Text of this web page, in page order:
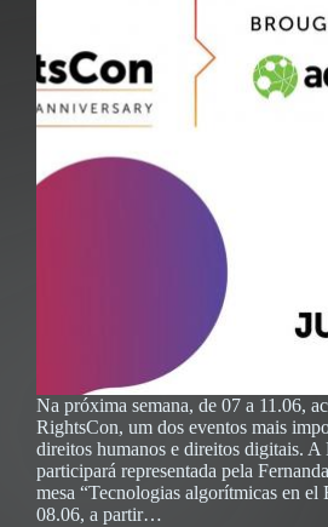
Na próxima semana, de 07 a 11.06,
RightsCon, um dos eventos mais
direitos humanos e direitos digitais. A
participará representada pela
mesa “Tecnologias algorítmicas en el
08.06, a partir…